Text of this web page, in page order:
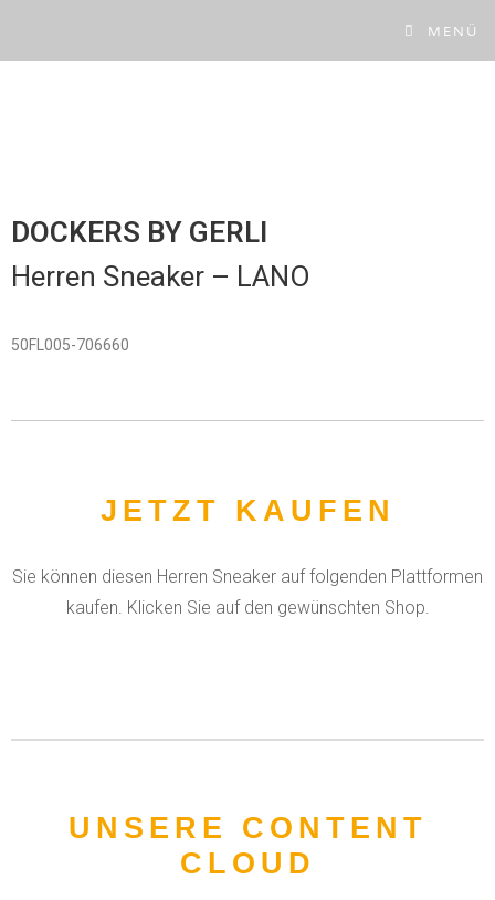
MENÜ
DOCKERS BY GERLI
Herren Sneaker – LANO
50FL005-706660
JETZT KAUFEN
Sie können diesen Herren Sneaker auf folgenden Plattformen
kaufen. Klicken Sie auf den gewünschten Shop.
UNSERE CONTENT
CLOUD